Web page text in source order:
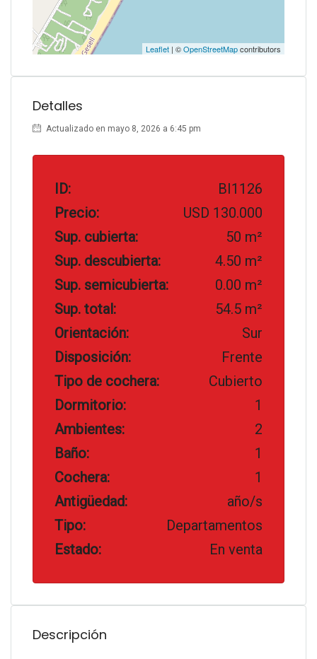
Leaflet | ©OpenStreetMapcontributors
Detalles
Actualizado en mayo 8, 2026 a 6:45 pm
ID:
BI1126
Precio:
USD 130.000
Sup. cubierta:
50 m²
Sup. descubierta:
4.50 m²
Sup. semicubierta:
0.00 m²
Sup. total:
54.5 m²
Orientación:
Sur
Disposición:
Frente
Tipo de cochera:
Cubierto
Dormitorio:
1
Ambientes:
2
Baño:
1
Cochera:
1
Antigüedad:
año/s
Tipo:
Departamentos
Estado:
En venta
Descripción